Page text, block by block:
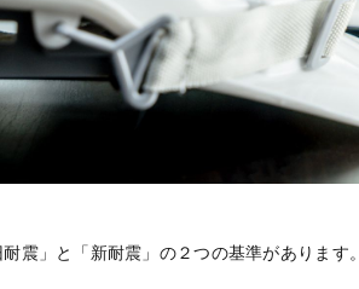
震」と「新耐震」の２つの基準があります。